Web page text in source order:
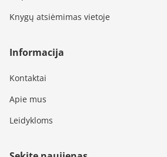
Knygų atsiėmimas vietoje
Informacija
Kontaktai
Apie mus
Leidykloms